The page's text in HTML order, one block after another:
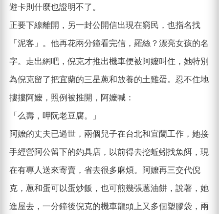
遊卡則什麼也證明不了。
正要下線離開，另一封公開信出現在窮民，也指名找
「泥客」。他再花兩分鐘看完信，羅絲？漂亮女孩的名
字。走出網吧，倪克才推出機車便被阿嬤叫住，她特別
為倪克留了把宜蘭的三星蔥和放養的土雞蛋。忍不住地
摟摟阿嬤，照例被推開，阿嬤喊：
「么壽，呷阮老豆腐。」
阿嬤的丈夫已過世，兩個兒子在台北和宜蘭工作，她接
手經營阿公留下的釣具店，以前得去挖蚯蚓找魚餌，現
在有專人送來寄賣，省去很多麻煩。阿嬤再三交代倪
克，蔥和蛋可以蛋炒飯，也可煎幾張蔥油餅，說著，她
進屋去，一分鐘後倪克的機車龍頭上又多個塑膠袋，兩